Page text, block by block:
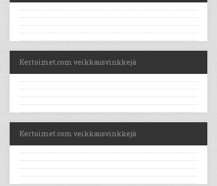
Kertoimet.com veikkausvinkkejä
Kertoimet.com veikkausvinkkejä